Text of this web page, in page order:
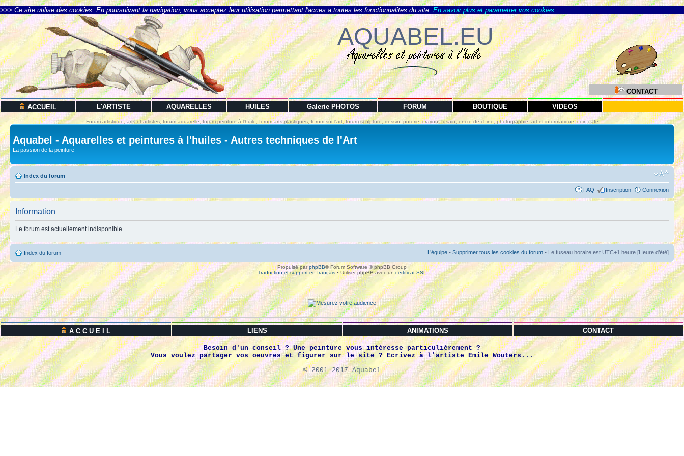
>>> Ce site utilise des cookies. En poursuivant la navigation, vous acceptez leur utilisation permettant l'acces a toutes les fonctionnalites du site. En savoir plus et parametrer vos cookies
AQUABEL.EU
CONTACT
ACCUEIL L'ARTISTE AQUARELLES HUILES Galerie PHOTOS FORUM BOUTIQUE VIDEOS
Forum artistique, arts et artistes, forum aquarelle, forum peinture à l'huile, forum arts plastiques, forum sur l'art, forum sculpture, dessin, poterie, crayon, fusain, encre de chine, photographie, art et informatique, coin café
Aquabel - Aquarelles et peintures à l'huiles - Autres techniques de l'Art
La passion de la peinture
Index du forum
FAQ Inscription Connexion
Information
Le forum est actuellement indisponible.
Index du forum L’équipe • Supprimer tous les cookies du forum • Le fuseau horaire est UTC+1 heure [Heure d’été]
Propulsé parphpBB® Forum Software © phpBB Group
Traduction et support en français • Utiliser phpBB avec un certificat SSL
A C C U E I L LIENS ANIMATIONS CONTACT
Besoin d'un conseil ? Une peinture vous intéresse particulièrement ?
Vous voulez partager vos oeuvres et figurer sur le site ? Ecrivez à l'artiste Emile Wouters...
© 2001-2017 Aquabel